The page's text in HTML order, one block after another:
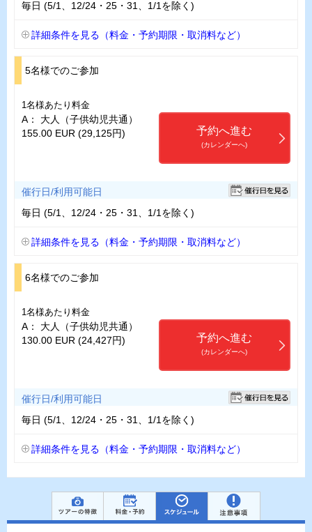
毎日 (5/1、12/24・25・31、1/1を除く)
詳細条件を見る（料金・予約期限・取消料など）
5名様でのご参加
1名様あたり料金
A： 大人（子供幼児共通）
155.00 EUR (29,125円)
予約へ進む
(カレンダーへ)
催行日/利用可能日
毎日 (5/1、12/24・25・31、1/1を除く)
詳細条件を見る（料金・予約期限・取消料など）
6名様でのご参加
1名様あたり料金
A： 大人（子供幼児共通）
130.00 EUR (24,427円)
予約へ進む
(カレンダーへ)
催行日/利用可能日
毎日 (5/1、12/24・25・31、1/1を除く)
詳細条件を見る（料金・予約期限・取消料など）